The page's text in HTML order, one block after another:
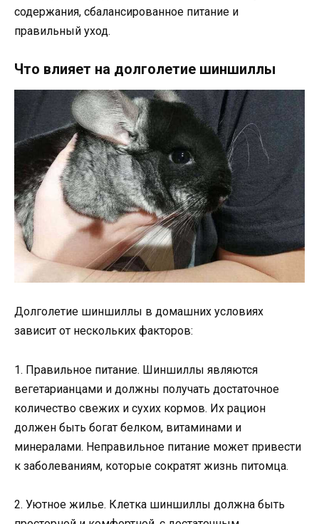
содержания, сбалансированное питание и
правильный уход.
Что влияет на долголетие шиншиллы
Долголетие шиншиллы в домашних условиях
зависит от нескольких факторов:
1. Правильное питание. Шиншиллы являются
вегетарианцами и должны получать достаточное
количество свежих и сухих кормов. Их рацион
должен быть богат белком, витаминами и
минералами. Неправильное питание может привести
к заболеваниям, которые сократят жизнь питомца.
2. Уютное жилье. Клетка шиншиллы должна быть